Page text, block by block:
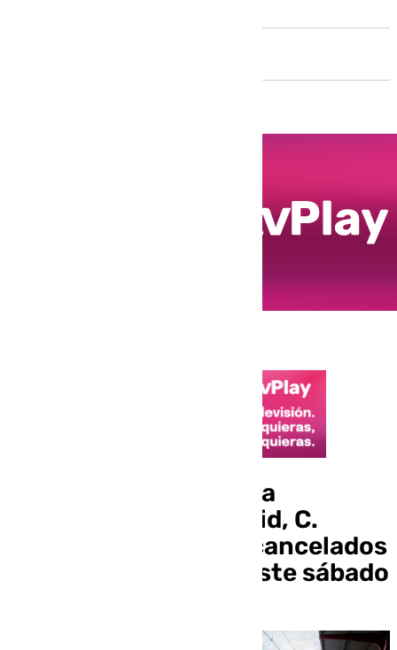
Unos 19 trenes de Alta
velocidad entre Madrid, C.
Valenciana y Murcia cancelados
por la incidencia de este sábado